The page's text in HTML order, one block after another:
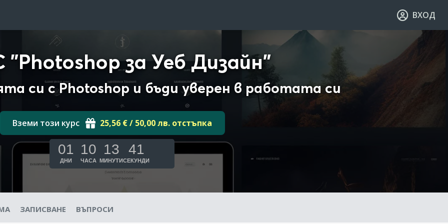
ВХОД
"Photoshop за Уеб Дизайн"
си с Photoshop и бъди уверен в работата си
Вземи този курс 25,56 € / 50,00 лв. отстъпка
01
ДНИ
10
ЧАСА
13
МИНУТИ
40
СЕКУНДИ
ЗАПИСВАНЕ ВЪПРОСИ